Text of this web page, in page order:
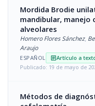
Mordida Brodie
mandibular, manejo
alveolares
Homero Flores Sánchez,
Araujo
ESPAÑOL articleArtículo a
Publicado: 19 de mayo de
Métodos de